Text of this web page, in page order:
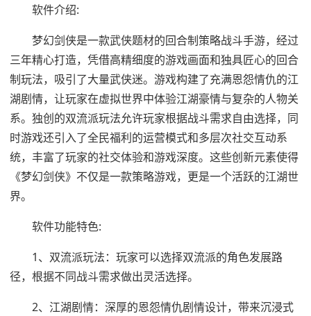
软件介绍:
梦幻剑侠是一款武侠题材的回合制策略战斗手游，经过
三年精心打造，凭借高精细度的游戏画面和独具匠心的回合
制玩法，吸引了大量武侠迷。游戏构建了充满恩怨情仇的江
湖剧情，让玩家在虚拟世界中体验江湖豪情与复杂的人物关
系。独创的双流派玩法允许玩家根据战斗需求自由选择，同
时游戏还引入了全民福利的运营模式和多层次社交互动系
统，丰富了玩家的社交体验和游戏深度。这些创新元素使得
《梦幻剑侠》不仅是一款策略游戏，更是一个活跃的江湖世
界。
软件功能特色:
1、双流派玩法：玩家可以选择双流派的角色发展路
径，根据不同战斗需求做出灵活选择。
2、江湖剧情：深厚的恩怨情仇剧情设计，带来沉浸式